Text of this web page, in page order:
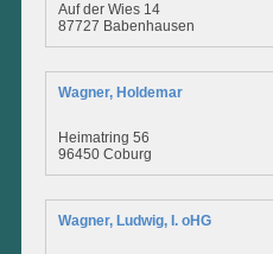
Auf der Wies 14
87727 Babenhausen
Wagner, Holdemar
Heimatring 56
96450 Coburg
Wagner, Ludwig, I. oHG